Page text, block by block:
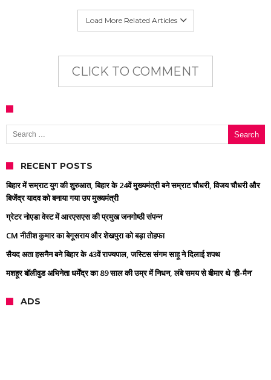
Load More Related Articles
CLICK TO COMMENT
Search for:
RECENT POSTS
बिहार में सम्राट युग की शुरुआत, बिहार के 24वें मुख्यमंत्री बने सम्राट चौधरी, विजय चौधरी और
बिजेंद्र यादव को बनाया गया उप मुख्यमंत्री
ग्रेटर नोएडा वेस्ट में आरएसएस की प्रमुख जनगोष्ठी संपन्न
CM नीतीश कुमार का बेगूसराय और शेखपुरा को बड़ा तोहफा
सैयद अता हसनैन बने बिहार के 43वें राज्यपाल, जस्टिस संगम साहू ने दिलाई शपथ
मशहूर बॉलीवुड अभिनेता धर्मेंद्र का 89 साल की उम्र में निधन, लंबे समय से बीमार थे ‘ही-मैन’
ADS